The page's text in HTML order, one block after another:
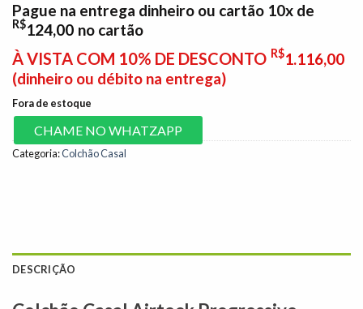
Pague na entrega dinheiro ou cartão 10x de
R$124,00 no cartão
À VISTA COM 10% DE DESCONTO R$1.116,00
(dinheiro ou débito na entrega)
Fora de estoque
CHAME NO WHATZAPP
Categoria:Colchão Casal
DESCRIÇÃO